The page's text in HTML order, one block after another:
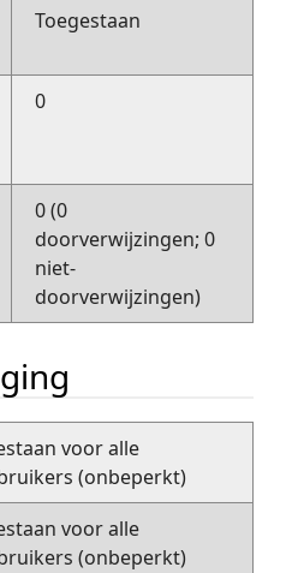
Toegestaan
0
0 (0
doorverwijzingen; 0
niet-
doorverwijzingen)
voor alle
(onbeperkt)
voor alle
(onbeperkt)